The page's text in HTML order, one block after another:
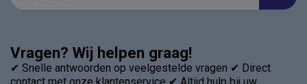
Vragen? Wij helpen graag!
✔ Snelle antwoorden op veelgestelde vragen ✔ Direct